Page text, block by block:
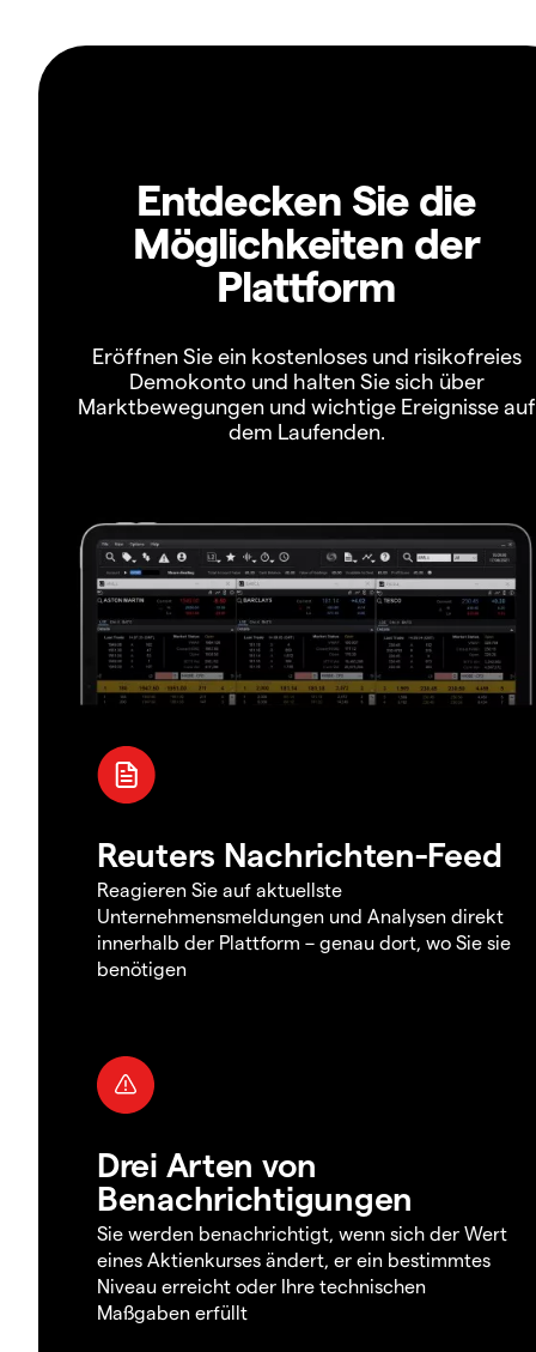
Entdecken Sie die
Möglichkeiten der
Plattform
Eröffnen Sie ein kostenloses und risikofreies
Demokonto und halten Sie sich über
Marktbewegungen und wichtige Ereignisse auf
dem Laufenden.
Reuters Nachrichten-Feed
Reagieren Sie auf aktuellste
Unternehmensmeldungen und Analysen direkt
innerhalb der Plattform – genau dort, wo Sie sie
benötigen
Drei Arten von
Benachrichtigungen
Sie werden benachrichtigt, wenn sich der Wert
eines Aktienkurses ändert, er ein bestimmtes
Niveau erreicht oder Ihre technischen
Maßgaben erfüllt